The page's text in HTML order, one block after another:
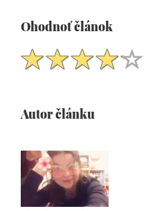
Ohodnoť článok
Autor článku